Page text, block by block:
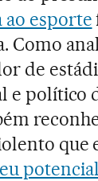
ao esporte
Como
de
e político
que